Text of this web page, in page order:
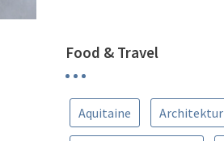
Food & Travel
Aquitaine Architektur